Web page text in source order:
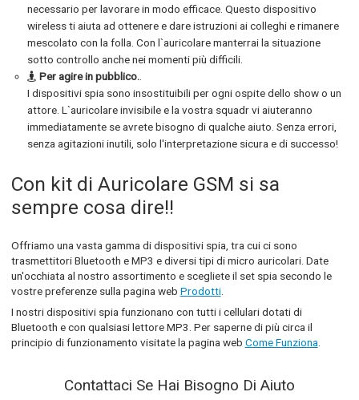
necessario per lavorare in modo efficace. Questo dispositivo
wireless ti aiuta ad ottenere e dare istruzioni ai colleghi e rimanere
mescolato con la folla. Con l`auricolare manterrai la situazione
sotto controllo anche nei momenti più difficili.
Per agire in pubblico..
I dispositivi spia sono insostituibili per ogni ospite dello show o un
attore. L`auricolare invisibile e la vostra squadr vi aiuteranno
immediatamente se avrete bisogno di qualche aiuto. Senza errori,
senza agitazioni inutili, solo l'interpretazione sicura e di successo!
Con kit di Auricolare GSM si sa
sempre cosa dire!!
Offriamo una vasta gamma di dispositivi spia, tra cui ci sono
trasmettitori Bluetooth e MP3 e diversi tipi di micro auricolari. Date
un'occhiata al nostro assortimento e scegliete il set spia secondo le
vostre preferenze sulla pagina web Prodotti.
I nostri dispositivi spia funzionano con tutti i cellulari dotati di
Bluetooth e con qualsiasi lettore MP3. Per saperne di più circa il
principio di funzionamento visitate la pagina web Come Funziona
Contattaci Se Hai Bisogno Di Aiuto